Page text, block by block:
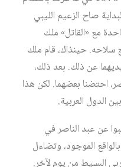
صاح الزعيم الليبي
مع «القاتل» ملك
سلاحه. حينذاك، قام ملك
عن ذلك. بعد ذلك،
احتضنا بعضهما. لكن هذا
الدول العربية.
عن عبد الناصر في
الموجود، وتضاءل